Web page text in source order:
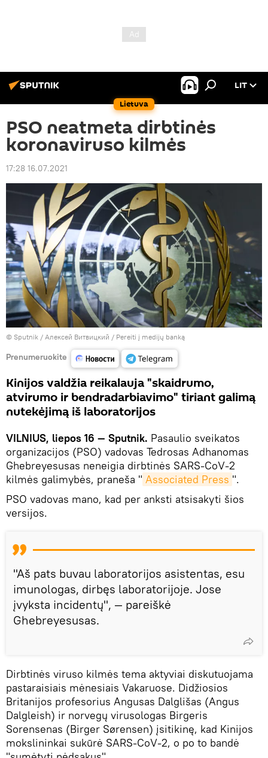
Lietuva
LIT
PSO neatmeta dirbtinės
koronaviruso kilmės
17:28 16.07.2021
© Sputnik / Алексей Витвицкий / Pereiti į medijų banką
Prenumeruokite
Kinijos valdžia reikalauja "skaidrumo,
atvirumo ir bendradarbiavimo" tiriant galimą
nutekėjimą iš laboratorijos
VILNIUS, liepos 16 — Sputnik. Pasaulio sveikatos
organizacijos (PSO) vadovas Tedrosas Adhanomas
Ghebreyesusas neneigia dirbtinės SARS-CoV-2
kilmės galimybės, praneša " Associated Press ".
PSO vadovas mano, kad per anksti atsisakyti šios
versijos.
"Aš pats buvau laboratorijos asistentas, esu
imunologas, dirbęs laboratorijoje. Jose
įvyksta incidentų", — pareiškė
Ghebreyesusas.
Dirbtinės viruso kilmės tema aktyviai diskutuojama
pastaraisiais mėnesiais Vakaruose. Didžiosios
Britanijos profesorius Angusas Dalglišas (Angus
Dalgleish) ir norvegų virusologas Birgeris
Sorensenas (Birger Sørensen) įsitikinę, kad Kinijos
mokslininkai sukūrė SARS-CoV-2, o po to bandė